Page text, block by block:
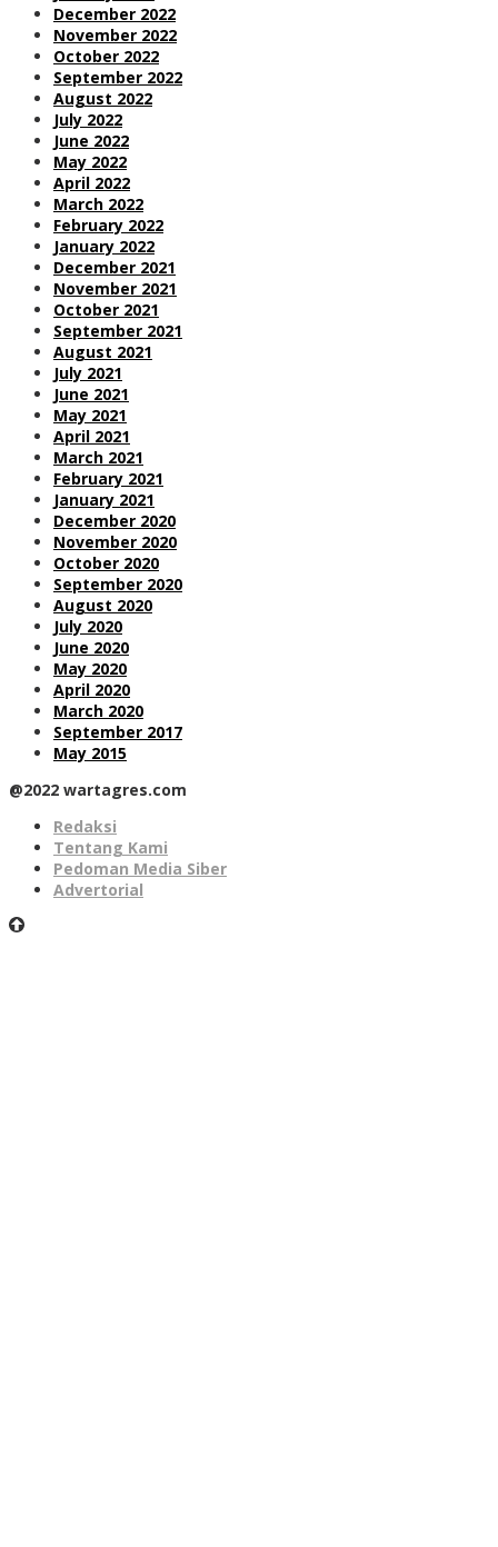
December 2022
November 2022
October 2022
September 2022
August 2022
July 2022
June 2022
May 2022
April 2022
March 2022
February 2022
January 2022
December 2021
November 2021
October 2021
September 2021
August 2021
July 2021
June 2021
May 2021
April 2021
March 2021
February 2021
January 2021
December 2020
November 2020
October 2020
September 2020
August 2020
July 2020
June 2020
May 2020
April 2020
March 2020
September 2017
May 2015
@2022 wartagres.com
Redaksi
Tentang Kami
Pedoman Media Siber
Advertorial